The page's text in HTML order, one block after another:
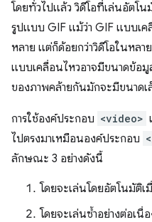
โดยทั่วไปแล้ว วิดีโอที่เล่นอัตโ
รูปแบบ GIF แม้ว่า GIF แบบเค
หลาย แต่ก็ด้อยกว่าวิดีโอในหลา
แบบเคลื่อนไหวอาจมีขนาดข้อ
ของภาพคล้ายกันมักจะมีขนาดเ
การใช้องค์ประกอบ <video>
ไปตรงมาเหมือนองค์ประกอบ
ลักษณะ 3 อย่างดังนี้
โดยจะเล่นโดยอัตโนมัติเ
โดยจะเล่นซ้ำอย่างต่อเนื่